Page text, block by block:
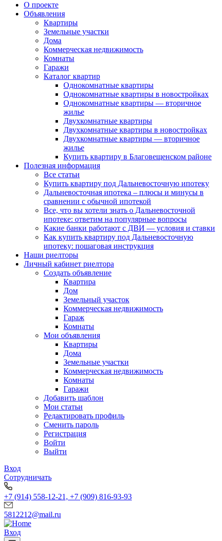
О проекте
Объявления
Квартиры
Земельные участки
Дома
Коммерческая недвижимость
Комнаты
Гаражи
Каталог квартир
Однокомнатные квартиры
Однокомнатные квартиры в новостройках
Однокомнатные квартиры — вторичное
жилье
Двухкомнатные квартиры
Двухкомнатные квартиры в новостройках
Двухкомнатные квартиры — вторичное
жилье
Купить квартиру в Благовещенском районе
Полезная информация
Все статьи
Купить квартиру под Дальневосточную ипотеку
Дальневосточная ипотека – плюсы и минусы в
сравнении с обычной ипотекой
Все, что вы хотели знать о Дальневосточной
ипотеке: ответим на популярные вопросы
Какие банки работают с ДВИ — условия и ставки
Как купить квартиру под Дальневосточную
ипотеку: пошаговая инструкция
Наши риелторы
Личный кабинет риелтора
Cоздать объявление
Квартира
Дом
Земельный участок
Коммерческая недвижимость
Гараж
Комнаты
Мои объявления
Квартиры
Дома
Земельные участки
Коммерческая недвижимость
Комнаты
Гаражи
Добавить шаблон
Мои статьи
Редактировать профиль
Сменить пароль
Регистрация
Войти
Выйти
Вход
Сотрудничать
+7 (914) 558-12-21, +7 (909) 816-93-93
5812212@mail.ru
Вход